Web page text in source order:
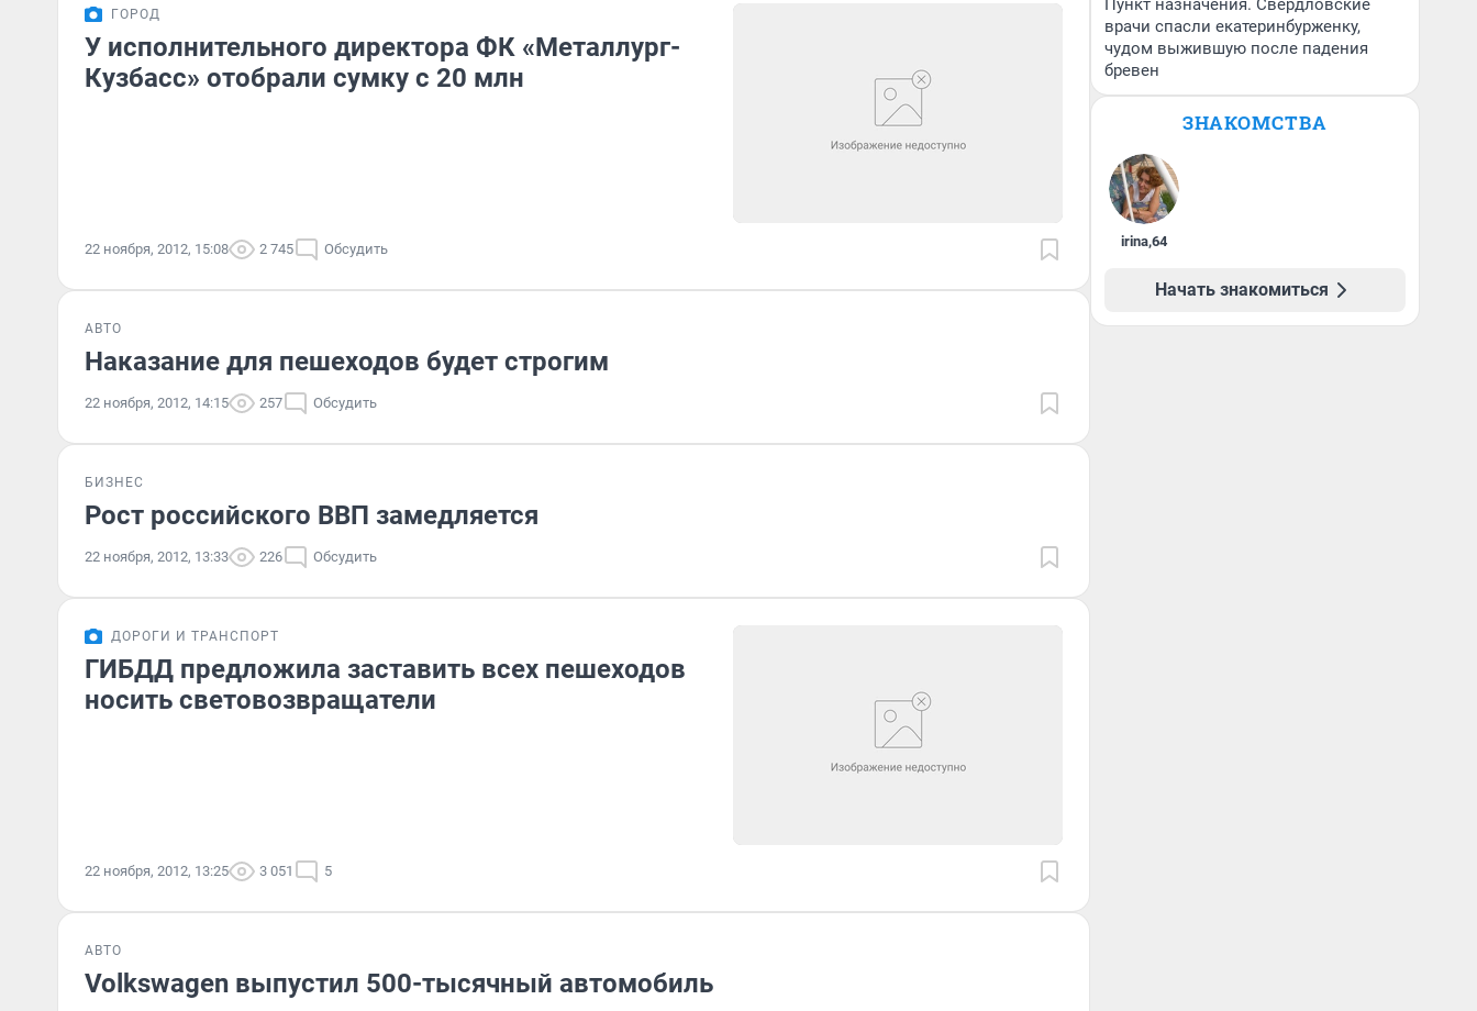
ГОРОД
У исполнительного директора ФК «Металлург-
Кузбасс» отобрали сумку с 20 млн
22 ноября, 2012, 15:08 2 745 Обсудить
АВТО
Наказание для пешеходов будет строгим
22 ноября, 2012, 14:15 257 Обсудить
БИЗНЕС
Рост российского ВВП замедляется
22 ноября, 2012, 13:33 226 Обсудить
ДОРОГИ И ТРАНСПОРТ
ГИБДД предложила заставить всех пешеходов
носить световозвращатели
22 ноября, 2012, 13:25 3 051 5
АВТО
Volkswagen выпустил 500-тысячный автомобиль
Пункт назначения. Свердловские
врачи спасли екатеринбурженку,
чудом выжившую после падения
бревен
ЗНАКОМСТВА
irina,64
Начать знакомиться